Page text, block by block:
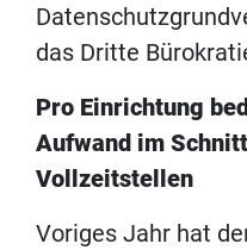
das Dritte
Pro Einrichtung
Aufwand im
Vollzeitstellen
Voriges Jahr hat